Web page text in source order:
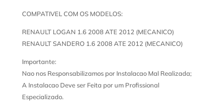
COMPATIVEL COM OS MODELOS:
RENAULT LOGAN 1.6 2008 ATE 2012 (MECANICO)
RENAULT SANDERO 1.6 2008 ATE 2012 (MECANICO)
Importante:
Nao nos Responsabilizamos por Instalacao Mal Realizada;
A Instalacao Deve ser Feita por um Profissional
Especializado.